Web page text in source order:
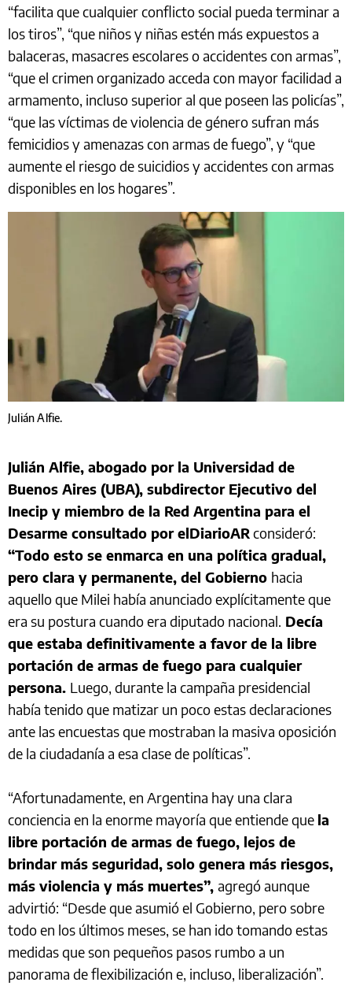
“facilita que cualquier conflicto social pueda terminar a
los tiros”, “que niños y niñas estén más expuestos a
balaceras, masacres escolares o accidentes con armas”,
“que el crimen organizado acceda con mayor facilidad a
armamento, incluso superior al que poseen las policías”,
“que las víctimas de violencia de género sufran más
femicidios y amenazas con armas de fuego”, y “que
aumente el riesgo de suicidios y accidentes con armas
disponibles en los hogares”.
Julián Alfie.
Julián Alfie, abogado por la Universidad de
Buenos Aires (UBA), subdirector Ejecutivo del
Inecip y miembro de la Red Argentina para el
Desarme consultado por elDiarioARconsideró:
“Todo esto se enmarca en una política gradual,
pero clara y permanente, del Gobierno hacia
aquello que Milei había anunciado explícitamente que
era su postura cuando era diputado nacional. Decía
que estaba definitivamente a favor de la libre
portación de armas de fuego para cualquier
persona. Luego, durante la campaña presidencial
había tenido que matizar un poco estas declaraciones
ante las encuestas que mostraban la masiva oposición
de la ciudadanía a esa clase de políticas”.
“Afortunadamente, en Argentina hay una clara
conciencia en la enorme mayoría que entiende que la
libre portación de armas de fuego, lejos de
brindar más seguridad, solo genera más riesgos,
más violencia y más muertes”, agregó aunque
advirtió: “Desde que asumió el Gobierno, pero sobre
todo en los últimos meses, se han ido tomando estas
medidas que son pequeños pasos rumbo a un
panorama de flexibilización e, incluso, liberalización”.